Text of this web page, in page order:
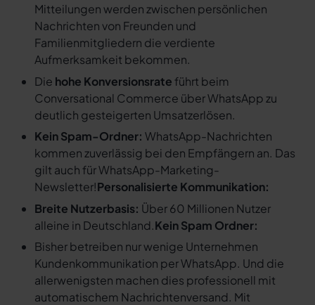
Mitteilungen werden zwischen persönlichen
Nachrichten von Freunden und
Familienmitgliedern die verdiente
Aufmerksamkeit bekommen.
Die hohe Konversionsrate führt beim
Conversational Commerce über WhatsApp zu
deutlich gesteigerten Umsatzerlösen.
Kein Spam-Ordner: WhatsApp-Nachrichten
kommen zuverlässig bei den Empfängern an. Das
gilt auch für WhatsApp-Marketing-
Newsletter!Personalisierte Kommunikation:
Breite Nutzerbasis: Über 60 Millionen Nutzer
alleine in Deutschland.Kein Spam Ordner:
Bisher betreiben nur wenige Unternehmen
Kundenkommunikation per WhatsApp. Und die
allerwenigsten machen dies professionell mit
automatischem Nachrichtenversand. Mit